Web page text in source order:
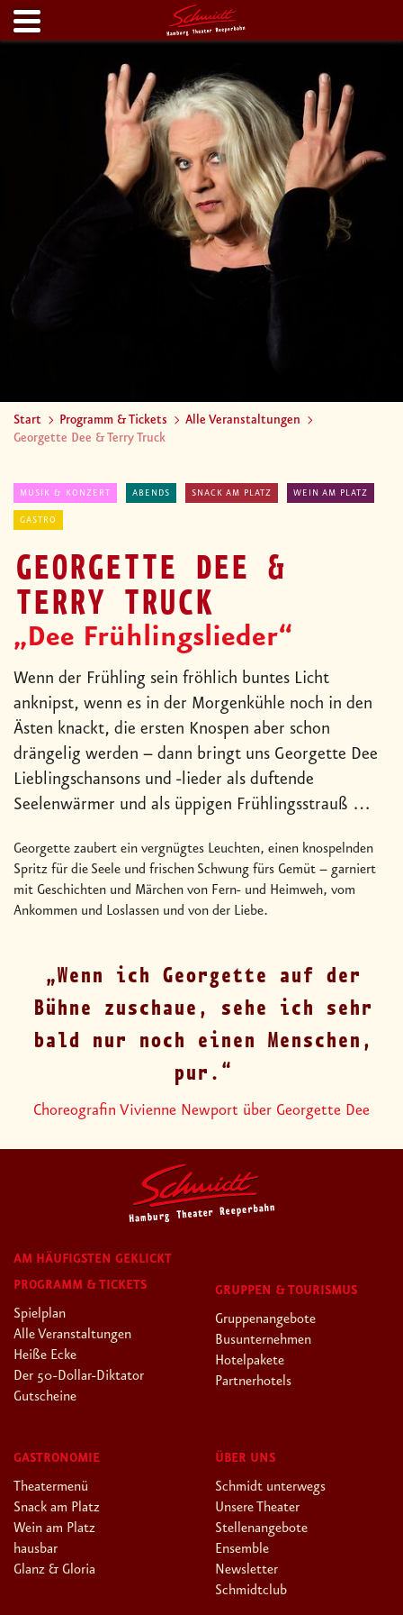
Start Programm & Tickets
Alle Veranstaltungen
Georgette Dee & Terry Truck
MUSIK & KONZERT ABENDS SNACK AM PLATZ WEIN AM PLATZ
GASTRO
GEORGETTE DEE &
TERRY TRUCK
„Dee Frühlingslieder“
Wenn der Frühling sein fröhlich buntes Licht
anknipst, wenn es in der Morgenkühle noch in den
Ästen knackt, die ersten Knospen aber schon
drängelig werden – dann bringt uns Georgette Dee
Lieblingschansons und -lieder als duftende
Seelenwärmer und als üppigen Frühlingsstrauß …
Georgette zaubert ein vergnügtes Leuchten, einen knospelnden
Spritz für die Seele und frischen Schwung fürs Gemüt – garniert
mit Geschichten und Märchen von Fern- und Heimweh, vom
Ankommen und Loslassen und von der Liebe.
Wenn ich Georgette auf der
Bühne zuschaue, sehe ich sehr
bald nur noch einen Menschen,
pur.
Choreografin Vivienne Newport über Georgette Dee
AM HÄUFIGSTEN GEKLICKT
PROGRAMM & TICKETS
Spielplan
Alle Veranstaltungen
Heiße Ecke
Der 50-Dollar-Diktator
Gutscheine
GRUPPEN & TOURISMUS
Gruppenangebote
Busunternehmen
Hotelpakete
Partnerhotels
GASTRONOMIE
Theatermenü
Snack am Platz
Wein am Platz
hausbar
Glanz & Gloria
ÜBER UNS
Schmidt unterwegs
Unsere Theater
Stellenangebote
Ensemble
Newsletter
Schmidtclub